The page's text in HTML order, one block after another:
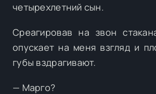
четырехлетний сын.
Среагировав на звон
опускает на меня взгляд и
губы вздрагивают.
— Марго?